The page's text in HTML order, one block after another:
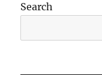
Search